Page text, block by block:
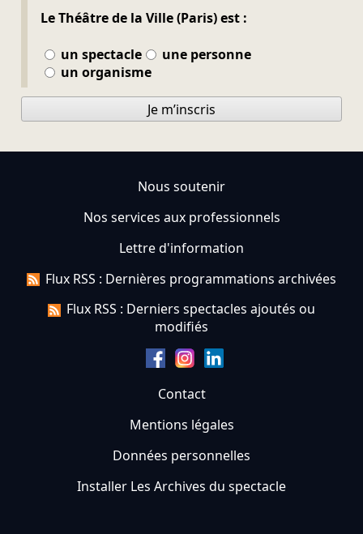
Le Théâtre de la Ville (Paris) est :
un spectacle
une personne
un organisme
Je m’inscris
Nous soutenir
Nos services aux professionnels
Lettre d'information
Flux RSS : Dernières programmations archivées
Flux RSS : Derniers spectacles ajoutés ou
modifiés
Contact
Mentions légales
Données personnelles
Installer Les Archives du spectacle